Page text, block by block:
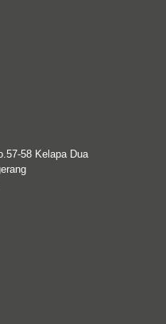
58 Kelapa Dua